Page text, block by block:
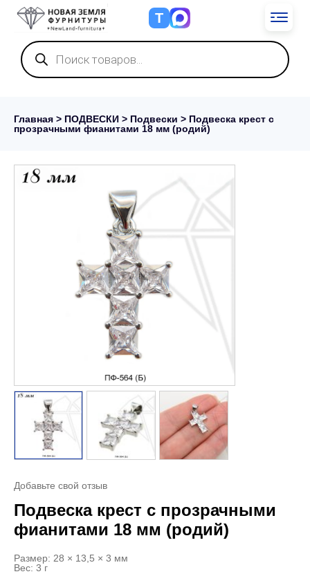
Т
Поиск
товаров
Главная > ПОДВЕСКИ > Подвески > Подвеска крест с
прозрачными фианитами 18 мм (родий)
Добавьте свой отзыв
Подвеска крест с прозрачными
фианитами 18 мм (родий)
Размер: 28 × 13,5 × 3 мм
Вес: 3 г